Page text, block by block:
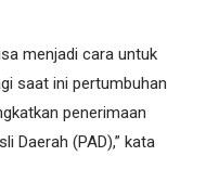
menjadi cara untuk
saat ini pertumbuhan
penerimaan
Daerah (PAD),” kata